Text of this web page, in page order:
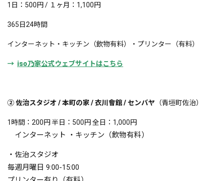
1日：500円 / １ヶ月：1,100円
365日24時間
インターネット・キッチン（飲物有料）・プリンター（有料）
→ iso乃家公式ウェブサイトはこちら
② 佐治スタジオ / 本町の家 / 衣川會館 / センバヤ （青垣町佐治）
1時間：200円 半日：500円 全日：1,000円
インターネット ・キッチン（飲物有料）
・佐治スタジオ
毎週月曜日 9:00-15:00